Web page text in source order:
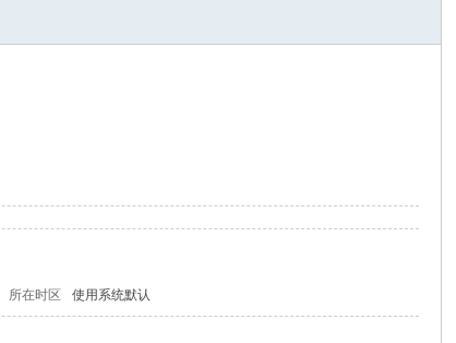
所在时区 使用系统默认